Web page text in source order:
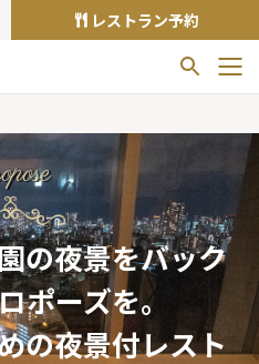
レストラン予約
登録がありません
をクリックすることで
に追加できます。
はありません
大10件まで表示されます。
ものから順に削除されます。
の夜景をバック
ポーズを。
の夜景付レスト